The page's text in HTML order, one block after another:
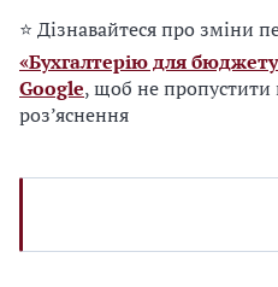
⭐ Дізнавайтеся про зміни
«Бухгалтерію для
Google, щоб не пропустити
роз’яснення